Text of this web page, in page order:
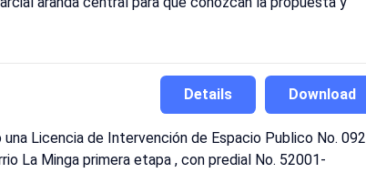
Download
Details
Licencia de Intervención de Espacio Publico No. 092
La Minga primera etapa , con predial No. 52001-